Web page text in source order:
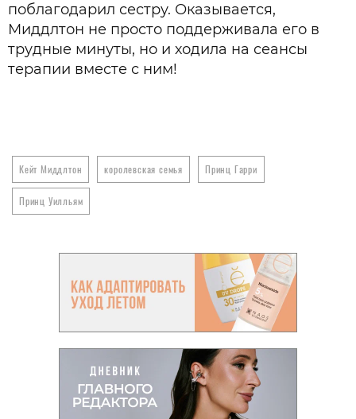
поблагодарил сестру. Оказывается,
Миддлтон не просто поддерживала его в
трудные минуты, но и ходила на сеансы
терапии вместе с ним!
Кейт Миддлтон королевская семья Принц Гарри
Принц Уилльям